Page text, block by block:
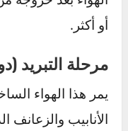
يقوم التيربو (الذي
لقوانين الفيزياء،
ارتفاع هائل في